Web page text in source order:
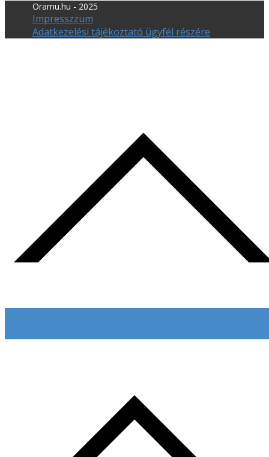
Oramu.hu - 2025
Impresszzum
Adatkezelési tájékoztató ügyfél részére